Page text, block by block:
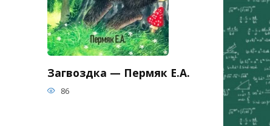
Загвоздка — Пермяк Е.А.
86